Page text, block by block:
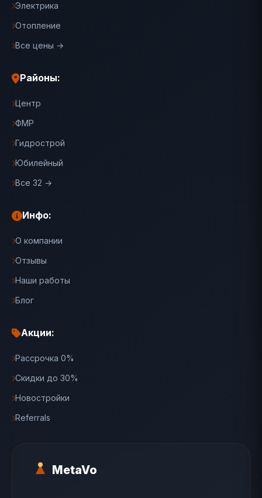
MetaVo
Электрика
Отопление
Все цены →
Районы:
Центр
ФМР
Гидрострой
Юбилейный
Все 32 →
Инфо:
О компании
Отзывы
Наши работы
Блог
Акции:
Рассрочка 0%
Скидки до 30%
Новостройки
Referrals